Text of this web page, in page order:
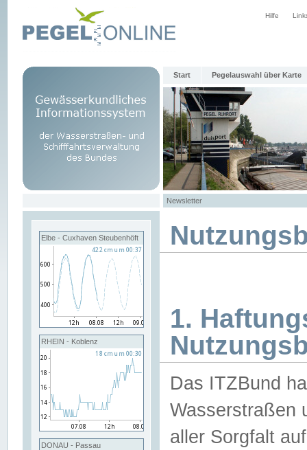
Hilfe
Start Pegelauswahl über Karte
Newsletter
Elbe - Cuxhaven Steubenhöft
RHEIN - Koblenz
DONAU - Passau
1.
Das ITZBund
Wasserstraßen
aller Sorgfalt